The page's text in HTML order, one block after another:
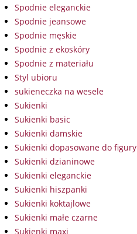
Spodnie eleganckie
Spodnie jeansowe
Spodnie męskie
Spodnie z ekoskóry
Spodnie z materiału
Styl ubioru
sukieneczka na wesele
Sukienki
Sukienki basic
Sukienki damskie
Sukienki dopasowane do figury
Sukienki dzianinowe
Sukienki eleganckie
Sukienki hiszpanki
Sukienki koktajlowe
Sukienki małe czarne
Sukienki maxi